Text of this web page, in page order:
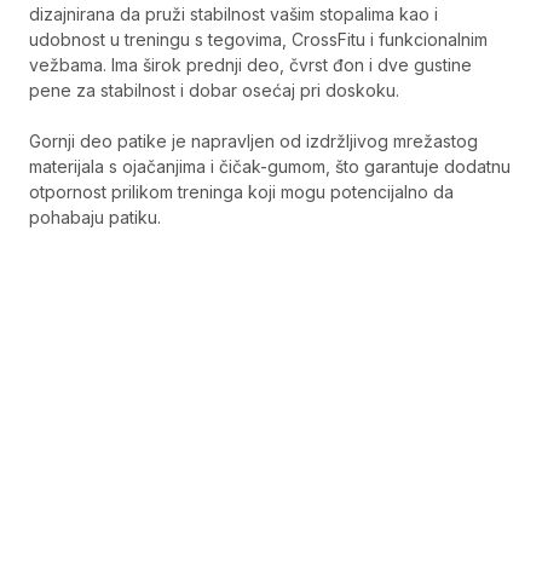
dizajnirana da pruži stabilnost vašim stopalima kao i
udobnost u treningu s tegovima, CrossFitu i funkcionalnim
vežbama. Ima širok prednji deo, čvrst đon i dve gustine
pene za stabilnost i dobar osećaj pri doskoku.
Gornji deo patike je napravljen od izdržljivog mrežastog
materijala s ojačanjima i čičak-gumom, što garantuje dodatnu
otpornost prilikom treninga koji mogu potencijalno da
pohabaju patiku.